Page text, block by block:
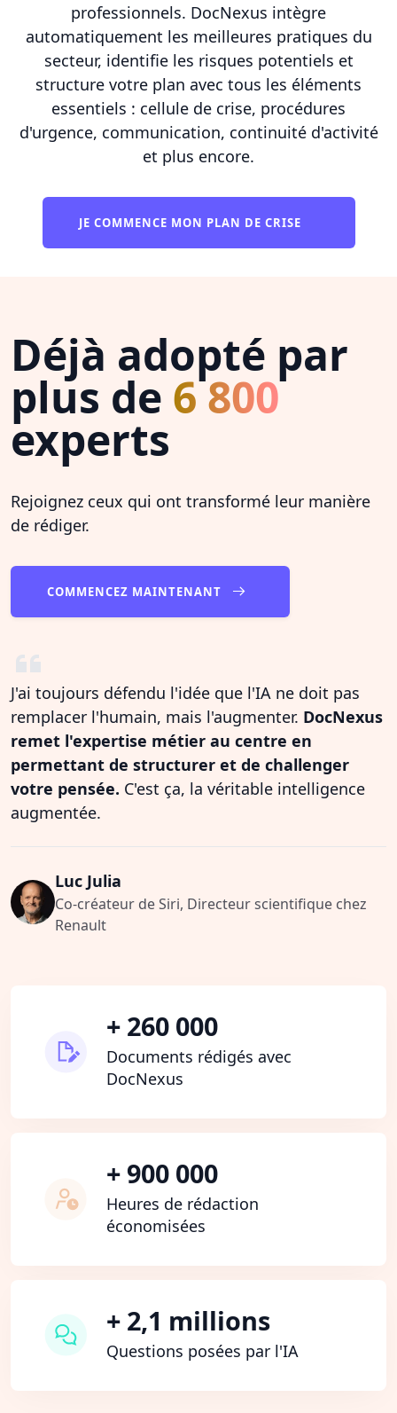
professionnels. DocNexus intègre
automatiquement les meilleures pratiques du
secteur, identifie les risques potentiels et
structure votre plan avec tous les éléments
essentiels : cellule de crise, procédures
d'urgence, communication, continuité d'activité
et plus encore.
JE COMMENCE MON PLAN DE CRISE
Déjà adopté par
plus de 6 800
experts
Rejoignez ceux qui ont transformé leur manière
de rédiger.
COMMENCEZ MAINTENANT
J'ai toujours défendu l'idée que l'IA ne doit pas
remplacer l'humain, mais l'augmenter. DocNexus
remet l'expertise métier au centre en
permettant de structurer et de challenger
votre pensée. C'est ça, la véritable intelligence
augmentée.
Luc Julia
Co-créateur de Siri, Directeur scientifique chez
Renault
+ 260 000
Documents rédigés avec
DocNexus
+ 900 000
Heures de rédaction
économisées
+ 2,1 millions
Questions posées par l'IA